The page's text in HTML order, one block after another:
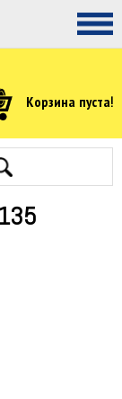
Корзина пуста!